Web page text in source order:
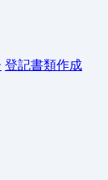
登記書類作成